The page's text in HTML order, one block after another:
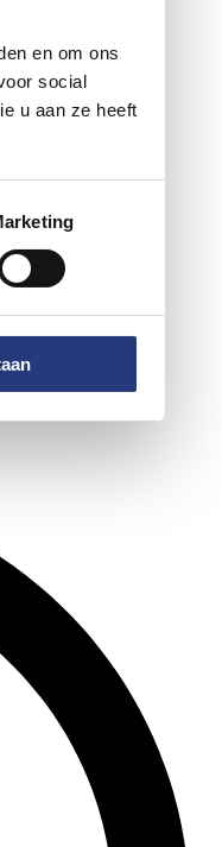
en om ons
social
u aan ze heeft